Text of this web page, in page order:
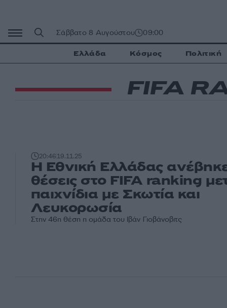
περιεχόμενο
Σάββατο 8 Αυγούστου 09:00
Ελλάδα Κόσμος Πολιτική
FIFA
20:4619.11.25
Η Εθνική Ελλάδας
θέσεις στο FIFA ranking
παιχνίδια με Σκωτία και
Λευκορωσία
Στην 46η θέση η ομάδα του Ιβάν Γιοβάνοβιτς